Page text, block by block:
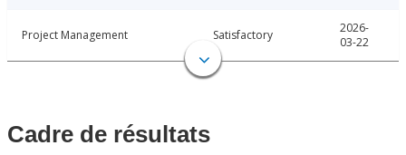
Project Management Satisfactory
2026-
03-22
Cadre de résultats